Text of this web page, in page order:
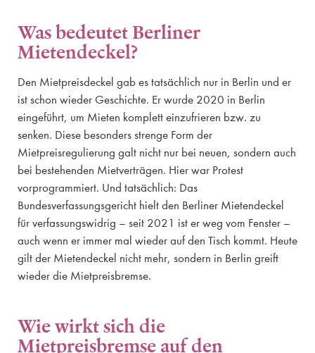
Was bedeutet Berliner
Mietendeckel?
Den Mietpreisdeckel gab es tatsächlich nur in Berlin und er
ist schon wieder Geschichte. Er wurde 2020 in Berlin
eingeführt, um Mieten komplett einzufrieren bzw. zu
senken. Diese besonders strenge Form der
Mietpreisregulierung galt nicht nur bei neuen, sondern auch
bei bestehenden Mietverträgen. Hier war Protest
vorprogrammiert. Und tatsächlich: Das
Bundesverfassungsgericht hielt den Berliner Mietendeckel
für verfassungswidrig – seit 2021 ist er weg vom Fenster –
auch wenn er immer mal wieder auf den Tisch kommt. Heute
gilt der Mietendeckel nicht mehr, sondern in Berlin greift
wieder die Mietpreisbremse.
Wie wirkt sich die
Mietpreisbremse auf den